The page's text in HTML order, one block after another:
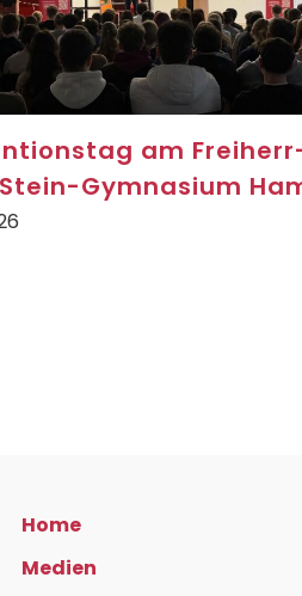
am
Gymnasium
Home
Medien